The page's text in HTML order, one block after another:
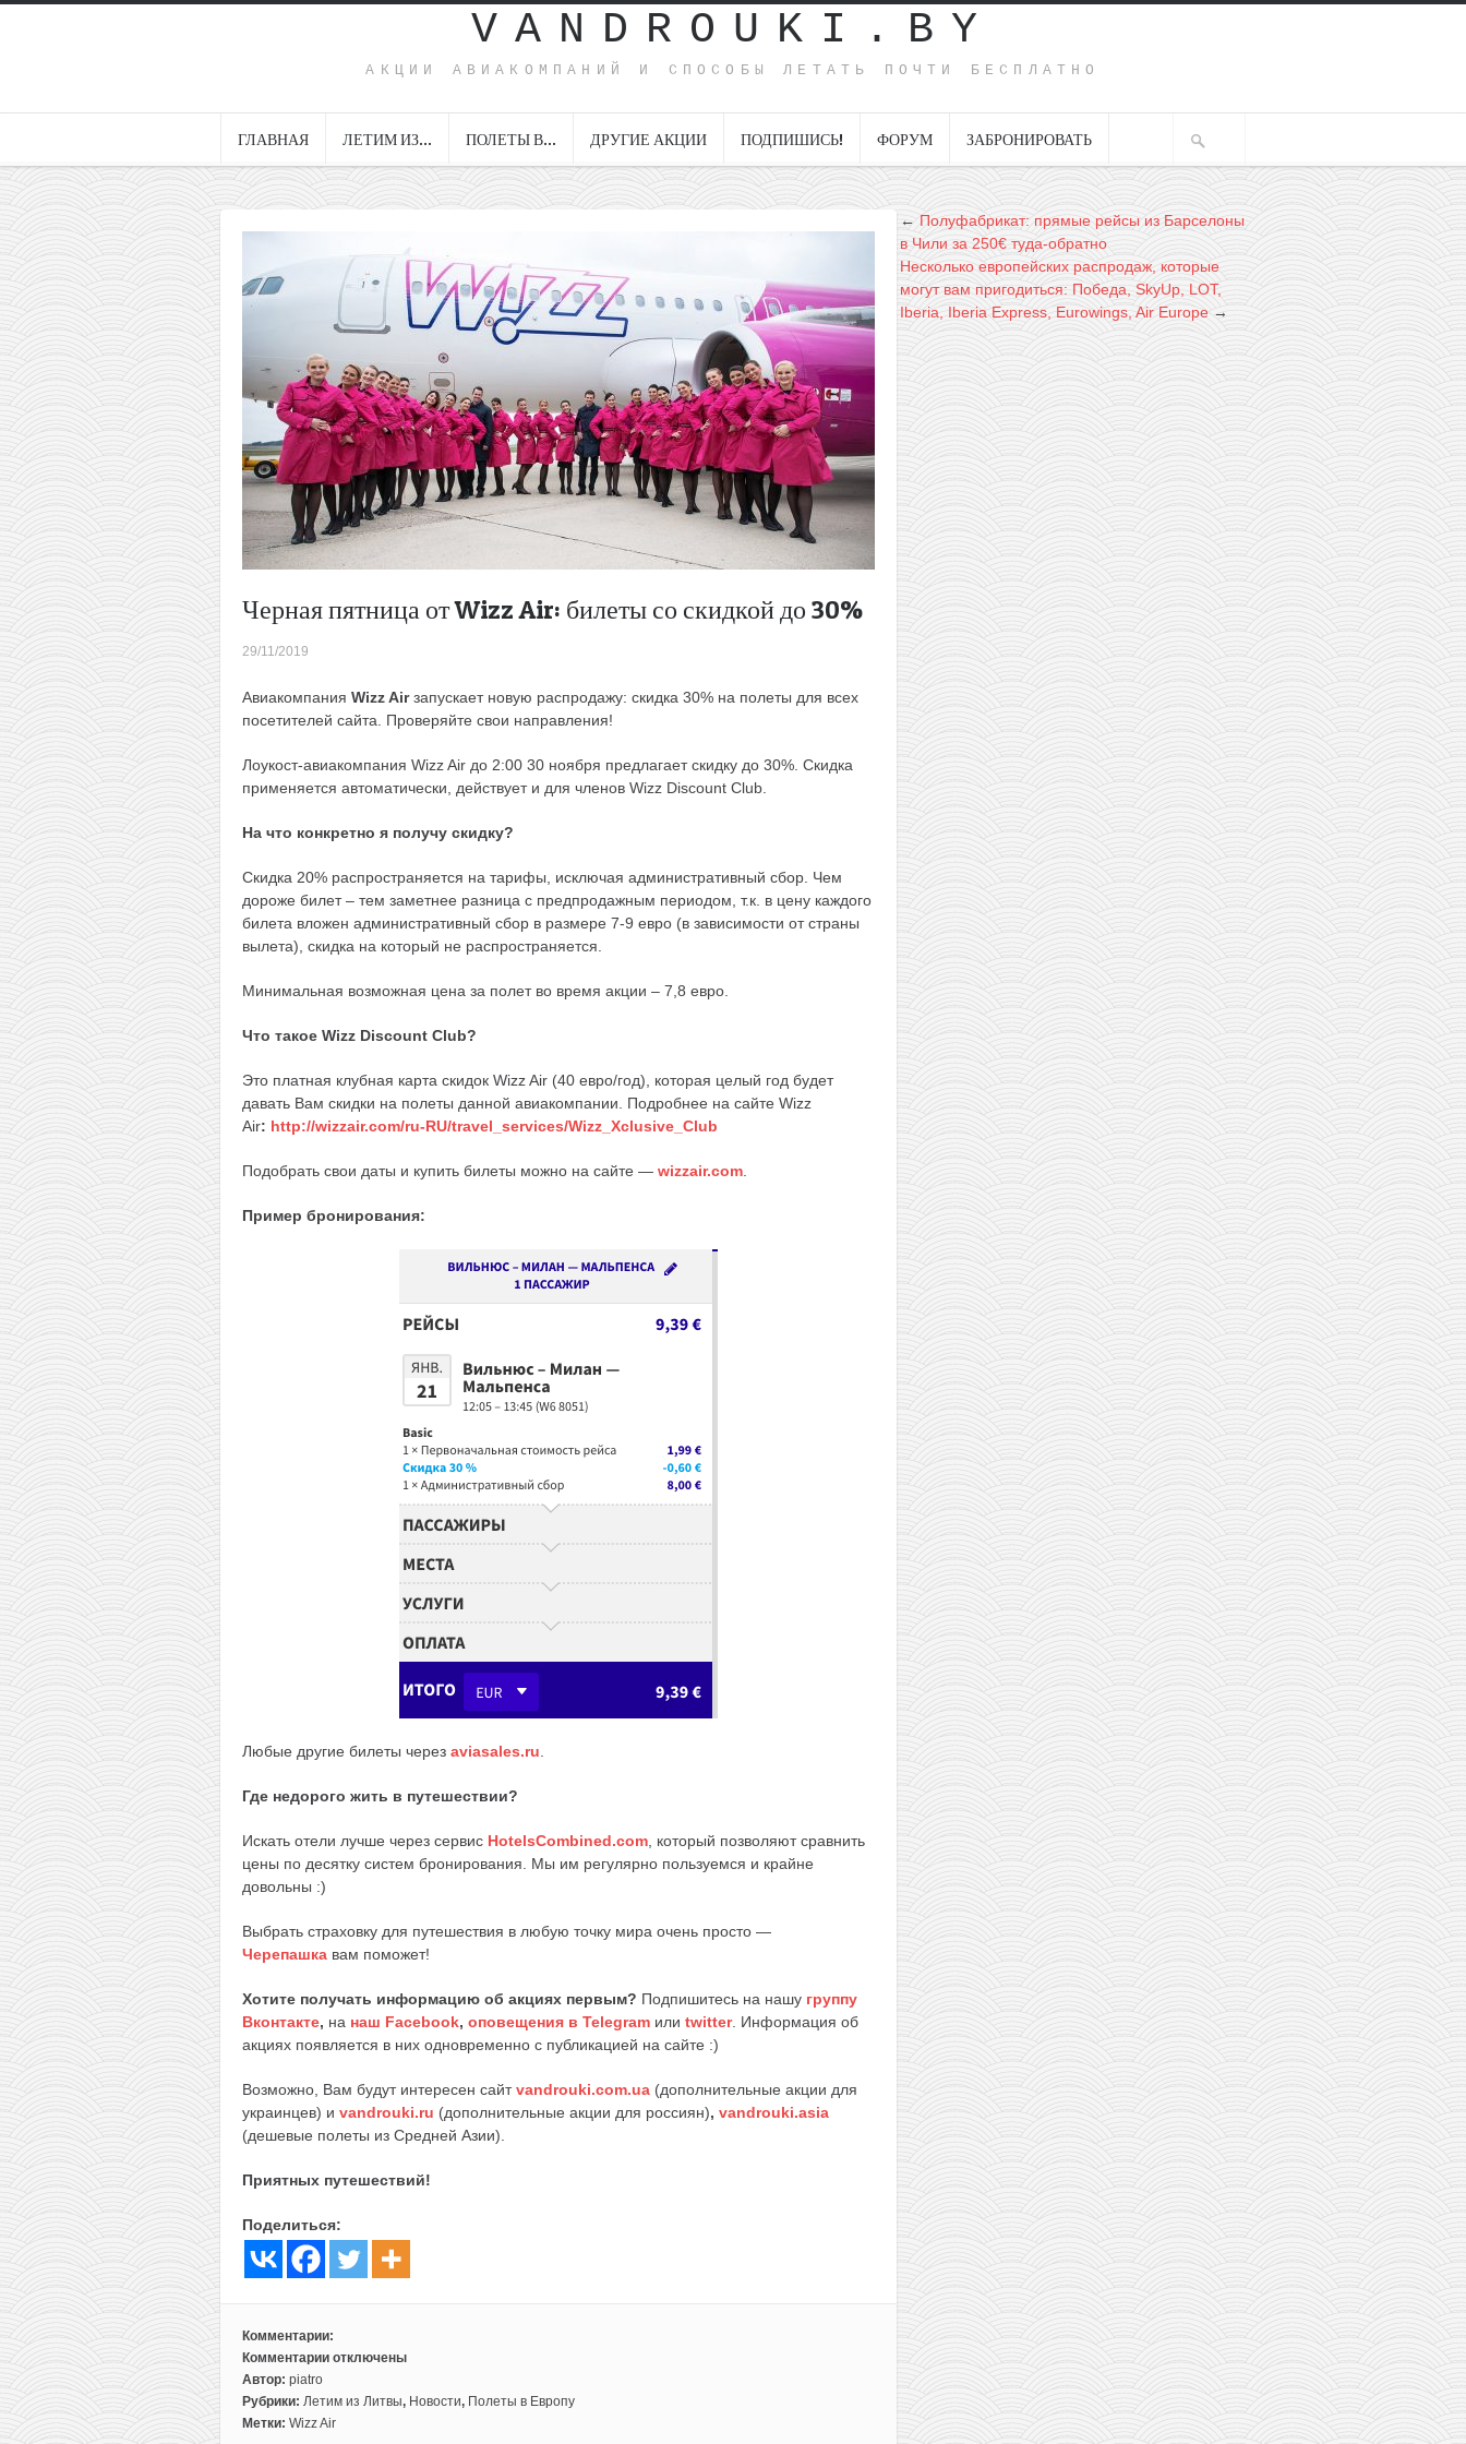
VANDROUKI.BY
АКЦИИ АВИАКОМПАНИЙ И СПОСОБЫ ЛЕТАТЬ ПОЧТИ БЕСПЛАТНО
ГЛАВНАЯ ЛЕТИМ ИЗ… ПОЛЕТЫ В… ДРУГИЕ АКЦИИ ПОДПИШИСЬ! ФОРУМ ЗАБРОНИРОВАТЬ
Черная пятница от Wizz Air: билеты со скидкой до 30%
29/11/2019
Авиакомпания Wizz Airзапускает новую распродажу: скидка 30% на полеты для всех
посетителей сайта. Проверяйте свои направления!
Лоукост-авиакомпания Wizz Air до 2:00 30 ноября предлагает скидку до 30%. Скидка
применяется автоматически, действует и для членов Wizz Discount Club.
На что конкретно я получу скидку?
Скидка 20% распространяется на тарифы, исключая административный сбор. Чем
дороже билет – тем заметнее разница с предпродажным периодом, т.к. в цену каждого
билета вложен административный сбор в размере 7-9 евро (в зависимости от страны
вылета), скидка на который не распространяется.
Минимальная возможная цена за полет во время акции – 7,8 евро.
Что такое Wizz Discount Club?
Это платная клубная карта скидок Wizz Air (40 евро/год), которая целый год будет
давать Вам скидки на полеты данной авиакомпании. Подробнее на сайте Wizz
Air: http://wizzair.com/ru-RU/travel_services/Wizz_Xclusive_Club
Подобрать свои даты и купить билеты можно на сайте — wizzair.com
Пример бронирования:
Любые другие билеты через aviasales.ru
Где недорого жить в путешествии?
Искать отели лучше через сервис HotelsCombined.com , который позволяют сравнить
цены по десятку систем бронирования. Мы им регулярно пользуемся и крайне
довольны :)
Выбрать страховку для путешествия в любую точку мира очень просто —
Черепашка вам поможет!
Хотите получать информацию об акциях первым? Подпишитесь на нашу группу
Вконтакте, на наш Facebook, оповещения в Telegram или twitter. Информация об
акциях появляется в них одновременно с публикацией на сайте :)
Возможно, Вам будут интересен сайтvandrouki.com.ua (дополнительные акции для
украинцев) и vandrouki.ru (дополнительные акции для россиян), vandrouki.asia
(дешевые полеты из Средней Азии).
Приятных путешествий!
Поделиться:
Комментарии:
Комментарии
к
записи
Черная
отключены
Автор: piatro
Рубрики: Летим из Литвы, Новости, Полеты в Европу
Метки: Wizz Air
←Полуфабрикат: прямые рейсы из Барселоны
в Чили за 250€ туда-обратно
Несколько европейских распродаж, которые
могут вам пригодиться: Победа, SkyUp, LOT,
Iberia, Iberia Express, Eurowings, Air Europe →